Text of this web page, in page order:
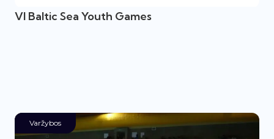
VI Baltic Sea Youth Games
Varžybos